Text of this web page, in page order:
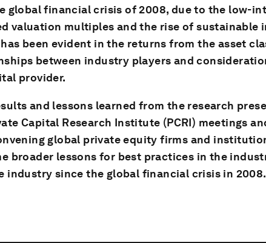
global financial crisis of 2008, due to the low-
valuation multiples and the rise of sustainable
been evident in the returns from the asset
between industry players and
provider.
and lessons learned from the research
Capital Research Institute (PCRI) meetings
global private equity firms and
broader lessons for best practices in the
industry since the global financial crisis in 2008.